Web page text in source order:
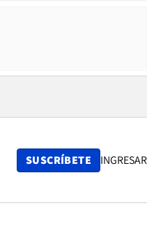
SUSCRÍBETE INGRESAR